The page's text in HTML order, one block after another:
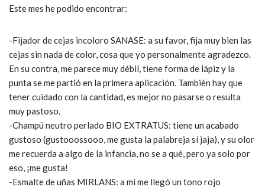
Este mes he podido encontrar:
-Fijador de cejas incoloro SANASE: a su favor, fija muy bien las
cejas sin nada de color, cosa que yo personalmente agradezco.
En su contra, me parece muy débil, tiene forma de lápiz y la
punta se me partió en la primera aplicación. También hay que
tener cuidado con la cantidad, es mejor no pasarse o resulta
muy pastoso.
-Champú neutro perlado BIO EXTRATUS: tiene un acabado
gustoso (gustooossooo, me gusta la palabreja sí jaja), y su olor
me recuerda a algo de la infancia, no se a qué, pero ya solo por
eso, ¡me gusta!
-Esmalte de uñas MIRLANS: a mí me llegó un tono rojo